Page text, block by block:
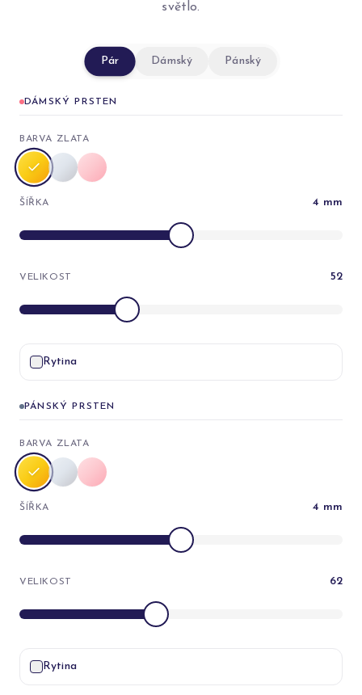
světlo.
Pár Dámský Pánský
DÁMSKÝ PRSTEN
BARVA ZLATA
ŠÍŘKA 4 mm
VELIKOST 52
Rytina
PÁNSKÝ PRSTEN
BARVA ZLATA
ŠÍŘKA 4 mm
VELIKOST 62
Rytina